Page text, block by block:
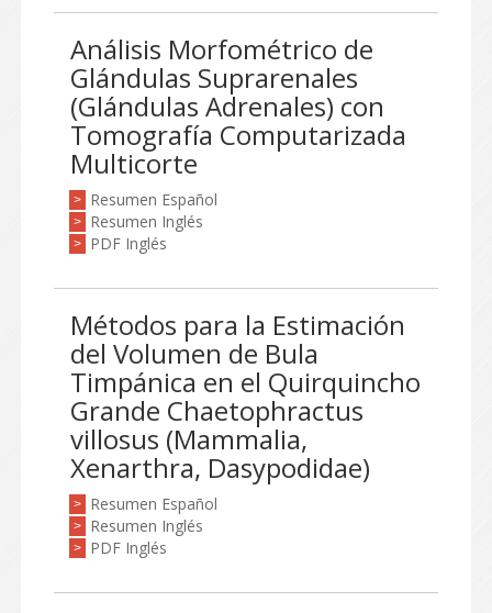
Análisis Morfométrico de
Glándulas Suprarenales
(Glándulas Adrenales) con
Tomografía Computarizada
Multicorte
> Resumen Español
> Resumen Inglés
> PDF Inglés
Métodos para la Estimación
del Volumen de Bula
Timpánica en el Quirquincho
Grande Chaetophractus
villosus (Mammalia,
Xenarthra, Dasypodidae)
> Resumen Español
> Resumen Inglés
> PDF Inglés